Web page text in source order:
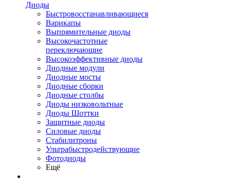
Диоды
Быстровосстанавливающиеся
Варикапы
Выпрямительные диоды
Высокочастотные
переключающие
Высокоэффективные диоды
Диодные модули
Диодные мосты
Диодные сборки
Диодные столбы
Диоды низковольтные
Диоды Шоттки
Защитные диоды
Силовые диоды
Стабилитроны
Ультрабыстродействующие
Фотодиоды
Ещё